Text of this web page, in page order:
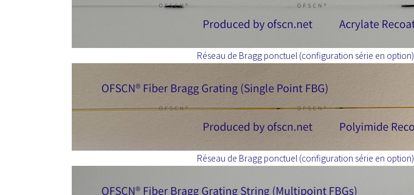
Réseau de Bragg ponctuel (configuration série en option)
Réseau de Bragg ponctuel (configuration série en option)